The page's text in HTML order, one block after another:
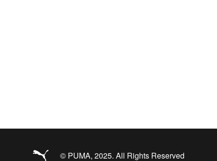
© PUMA, 2025. All Rights Reserved